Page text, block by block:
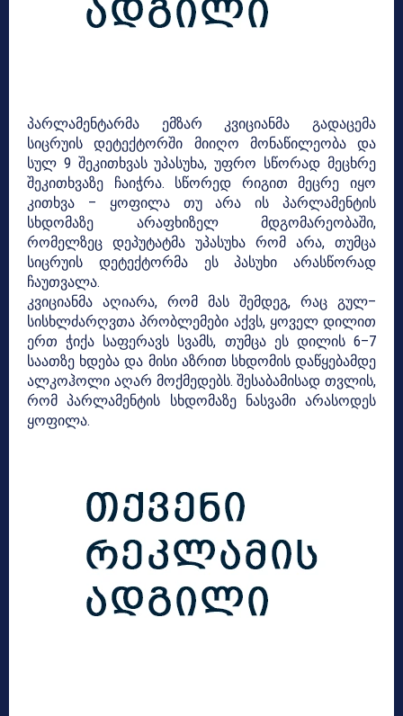
პარლამენტარმა ემზარ კვიციანმა გადაცემა
სიცრუის დეტექტორში მიიღო მონაწილეობა და
სულ 9 შეკითხვას უპასუხა, უფრო სწორად მეცხრე
შეკითხვაზე ჩაიჭრა. სწორედ რიგით მეცრე იყო
კითხვა – ყოფილა თუ არა ის პარლამენტის
სხდომაზე არაფხიზელ მდგომარეობაში,
რომელზეც დეპუტატმა უპასუხა რომ არა, თუმცა
სიცრუის დეტექტორმა ეს პასუხი არასწორად
ჩაუთვალა.
კვიციანმა აღიარა, რომ მას შემდეგ, რაც გულ–
სისხლძარღვთა პრობლემები აქვს, ყოველ დილით
ერთ ჭიქა საფერავს სვამს, თუმცა ეს დილის 6–7
საათზე ხდება და მისი აზრით სხდომის დაწყებამდე
ალკოჰოლი აღარ მოქმედებს. შესაბამისად თვლის,
რომ პარლამენტის სხდომაზე ნასვამი არასოდეს
ყოფილა.